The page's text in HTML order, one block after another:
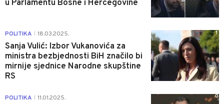
u Parlamentu Bosne i Hercegovine
POLITIKA 18.03.2025.
Sanja Vulić: Izbor Vukanovića za
ministra bezbjednosti BiH značilo bi
mirnije sjednice Narodne skupštine
RS
1
POLITIKA 11.01.2025. 0